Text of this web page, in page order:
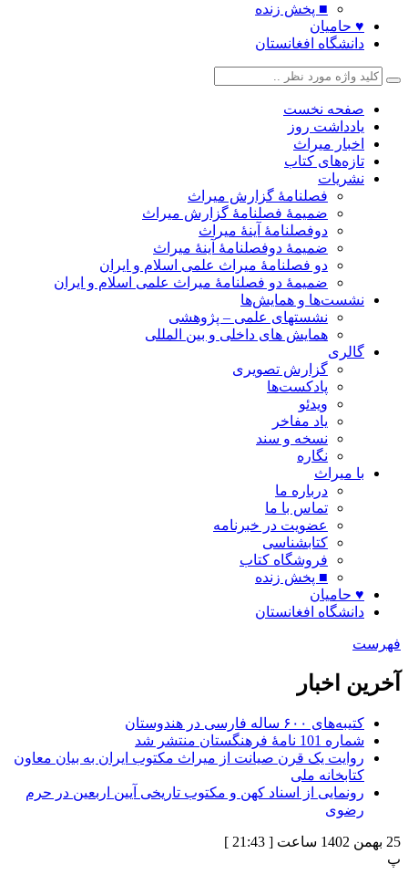
■ پخش زنده
♥ حامیان
دانشگاه افغانستان
صفحه نخست
یادداشت روز
اخبار میراث
تازه‌های کتاب
نشریات
فصلنامۀ گزارش میراث
ضمیمۀ فصلنامۀ گزارش میراث
دوفصلنامۀ آینۀ میراث
ضمیمۀ دوفصلنامۀ آینۀ میراث
دو فصلنامۀ میراث علمی اسلام و ایران
ضمیمۀ دو فصلنامۀ میراث علمی اسلام و ایران
نشست‌ها و همایش‌ها
نشستهای علمی – پژوهشی
همایش های داخلی و بین المللی
گالری
گزارش تصویری
پادکست‌ها
ویدئو
یاد مفاخر
نسخه و سند
نگاره
با میراث
درباره ما
تماس با ما
عضویت در خبرنامه
کتابشناسی
فروشگاه کتاب
■ پخش زنده
♥ حامیان
دانشگاه افغانستان
فهرست
آخرین اخبار
کتیبه‌های ۶۰۰ ساله فارسی در هندوستان
شماره 101 نامۀ فرهنگستان منتشر شد
روایت یک قرن صیانت از میراث مکتوب ایران به بیان معاون
کتابخانه ملی
رونمایی از اسناد کهن و مکتوب تاریخی آیین اربعین در حرم
رضوی
25 بهمن 1402 ساعت [ 21:43 ]
پ